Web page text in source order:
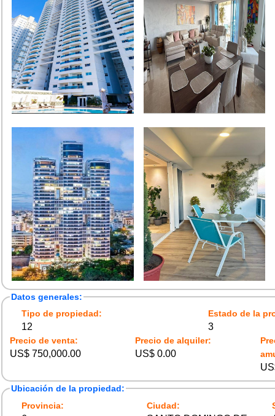
Datos generales:
Tipo de propiedad:
12
Estado de la
3
Precio de venta:
US$ 750,000.00
Precio de alquiler:
US$ 0.00
Ubicación de la propiedad:
Provincia:
Ciudad: